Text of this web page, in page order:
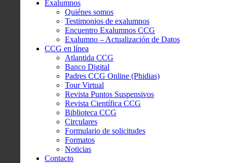
Exalumnos
Quiénes somos
Testimonios de exalumnos
Encuentro Exalumnos CCG
Exalumno – Actualización de Datos
CCG en línea
Atlantida CCG
Banco Digital
Padres CCG Online (Phidias)
Tour Virtual
Revista Puntos Suspensivos
Revista Científica CCG
Biblioteca CCG
Circulares
Formulario de solicitudes
Formatos
Noticias
Contacto